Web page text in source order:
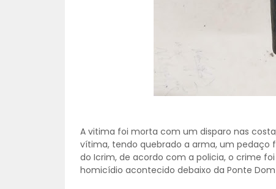
A vitima foi morta com um disparo nas
vítima, tendo quebrado a arma, um pedaço
do Icrim, de acordo com a policia, o crime
homicídio acontecido debaixo da Ponte